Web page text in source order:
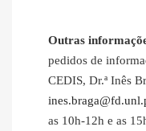
Outras
pedidos de
CEDIS, Dr.ª Inês
as 10h-12h e as